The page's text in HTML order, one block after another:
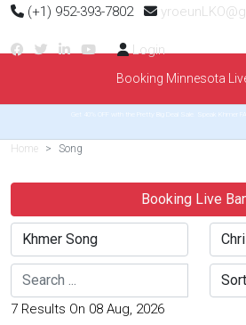
(+1) 952-393-7802
Login
Booking Minnesota
Get 40% OFF with the Pretty Big Deal Sale. Speak Khmer
Home Song
Booking Live
Search Sort
7 Results On 08 Aug, 2026